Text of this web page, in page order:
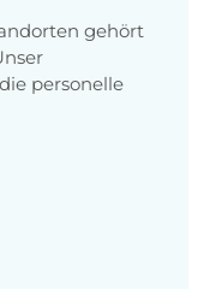
gehört
personelle